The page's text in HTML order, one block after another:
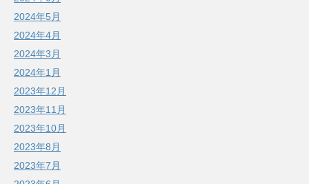
2024年5月
2024年4月
2024年3月
2024年1月
2023年12月
2023年11月
2023年10月
2023年8月
2023年7月